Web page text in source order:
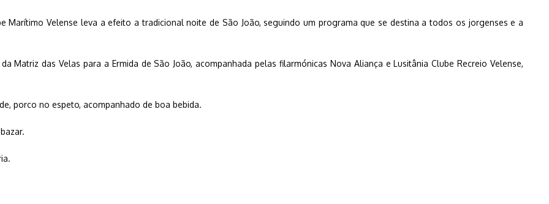
Marítimo Velense leva a efeito a tradicional noite de São João, seguindo um programa que se destina a todos os jorgenses e a
Matriz das Velas para a Ermida de São João, acompanhada pelas filarmónicas Nova Aliança e Lusitânia Clube Recreio Velense,
porco no espeto, acompanhado de boa bebida.